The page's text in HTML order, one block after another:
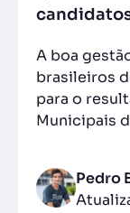
A boa
brasileiros
para o
Municipais
Pedro